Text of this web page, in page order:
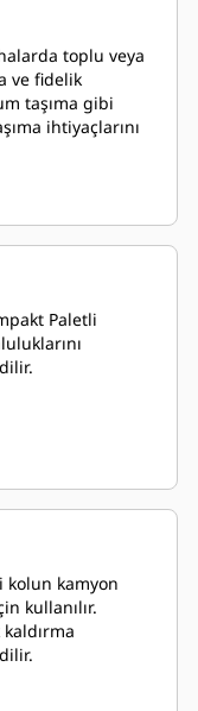
toplu veya
ve fidelik
taşıma gibi
ihtiyaçlarını
Paletli
kolun kamyon
kullanılır.